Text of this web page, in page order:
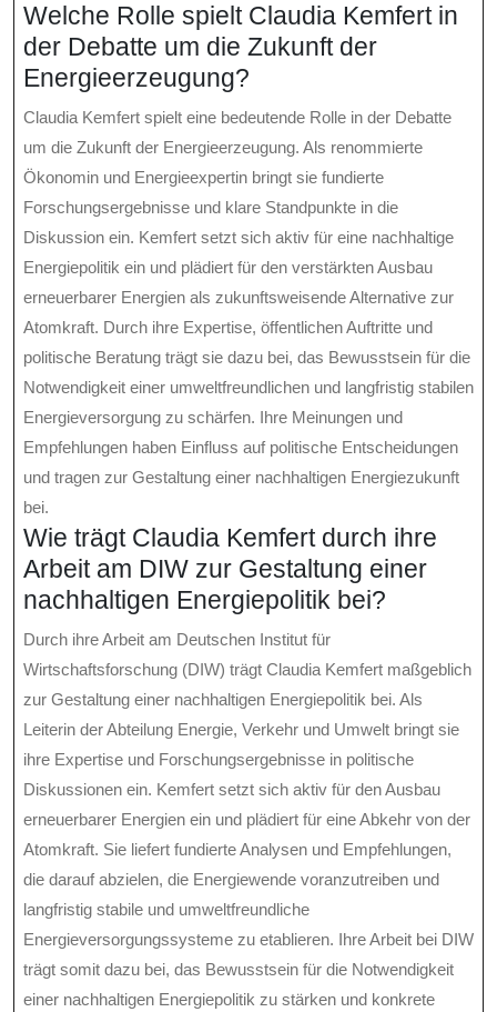
Welche Rolle spielt Claudia Kemfert in
der Debatte um die Zukunft der
Energieerzeugung?
Claudia Kemfert spielt eine bedeutende Rolle in der Debatte
um die Zukunft der Energieerzeugung. Als renommierte
Ökonomin und Energieexpertin bringt sie fundierte
Forschungsergebnisse und klare Standpunkte in die
Diskussion ein. Kemfert setzt sich aktiv für eine nachhaltige
Energiepolitik ein und plädiert für den verstärkten Ausbau
erneuerbarer Energien als zukunftsweisende Alternative zur
Atomkraft. Durch ihre Expertise, öffentlichen Auftritte und
politische Beratung trägt sie dazu bei, das Bewusstsein für die
Notwendigkeit einer umweltfreundlichen und langfristig stabilen
Energieversorgung zu schärfen. Ihre Meinungen und
Empfehlungen haben Einfluss auf politische Entscheidungen
und tragen zur Gestaltung einer nachhaltigen Energiezukunft
bei.
Wie trägt Claudia Kemfert durch ihre
Arbeit am DIW zur Gestaltung einer
nachhaltigen Energiepolitik bei?
Durch ihre Arbeit am Deutschen Institut für
Wirtschaftsforschung (DIW) trägt Claudia Kemfert maßgeblich
zur Gestaltung einer nachhaltigen Energiepolitik bei. Als
Leiterin der Abteilung Energie, Verkehr und Umwelt bringt sie
ihre Expertise und Forschungsergebnisse in politische
Diskussionen ein. Kemfert setzt sich aktiv für den Ausbau
erneuerbarer Energien ein und plädiert für eine Abkehr von der
Atomkraft. Sie liefert fundierte Analysen und Empfehlungen,
die darauf abzielen, die Energiewende voranzutreiben und
langfristig stabile und umweltfreundliche
Energieversorgungssysteme zu etablieren. Ihre Arbeit bei DIW
trägt somit dazu bei, das Bewusstsein für die Notwendigkeit
einer nachhaltigen Energiepolitik zu stärken und konkrete